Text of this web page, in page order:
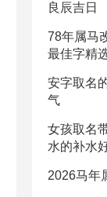
良辰吉日
78年属马
最佳字精
安字取名
气
女孩取名
水的补水
2026马年